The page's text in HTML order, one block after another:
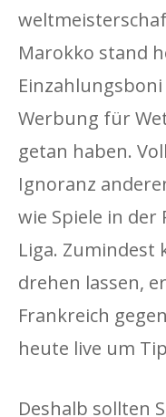
Marokko stand
Werbung für
getan haben.
Ignoranz
wie Spiele in der
Liga. Zumindest
drehen lassen,
Frankreich
heute live um
Deshalb sollten